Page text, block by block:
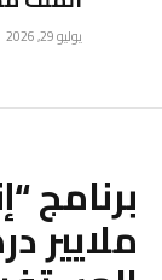
يوليو 29, 2026
ملايير